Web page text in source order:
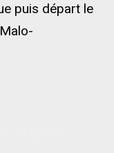
puis départ le